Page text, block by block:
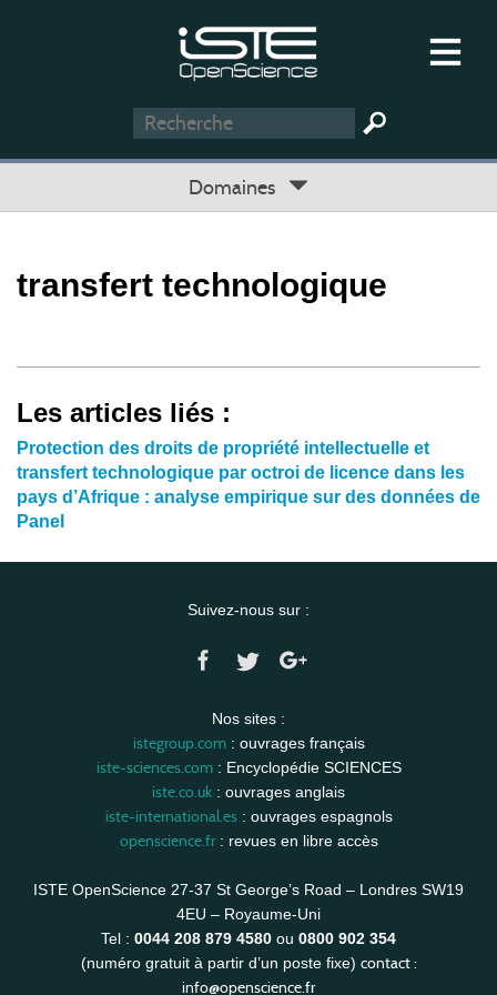
Domaines
transfert technologique
Les articles liés :
Protection des droits de propriété intellectuelle et
transfert technologique par octroi de licence dans les
pays d’Afrique : analyse empirique sur des données de
Panel
Suivez-nous sur :
Nos sites :
istegroup.com: ouvrages français
iste-sciences.com: Encyclopédie SCIENCES
iste.co.uk : ouvrages anglais
iste-international.es: ouvrages espagnols
openscience.fr: revues en libre accès
ISTE OpenScience 27-37 St George’s Road – Londres SW19
4EU – Royaume-Uni
Tel : 0044 208 879 4580 ou 0800 902 354
(numéro gratuit à partir d’un poste fixe) contact :
info@openscience.fr